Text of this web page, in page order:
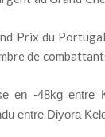
Prix du
de
en -48kg entre
entre Diyora